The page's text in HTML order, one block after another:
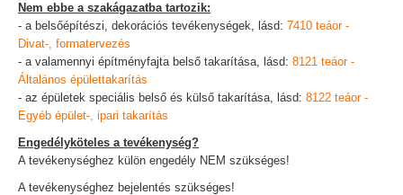
Nem ebbe a szakágazatba tartozik:
- a belsőépítészi, dekorációs tevékenységek, lásd: 7410 teáor -
Divat-, formatervezés
- a valamennyi építményfajta belső takarítása, lásd: 8121 teáor -
Általános épülettakarítás
- az épületek speciális belső és külső takarítása, lásd: 8122 teáor -
Egyéb épület-, ipari takarítás
Engedélyköteles a tevékenység?
A tevékenységhez külön engedély NEM szükséges!
A tevékenységhez bejelentés szükséges!